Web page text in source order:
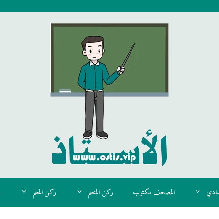
المصحف مكتوب ركن المتعلم ركن المعلم